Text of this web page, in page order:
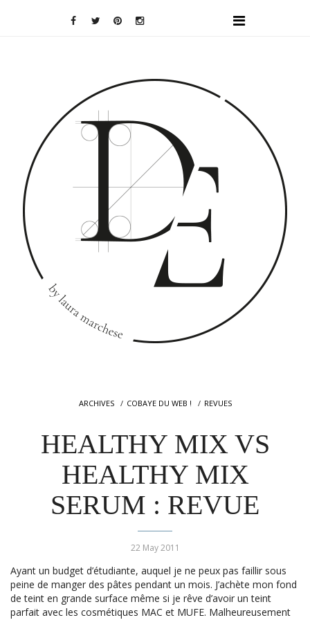
DOMINO
EFFECT
ARCHIVES COBAYE DU WEB ! REVUES
HEALTHY MIX VS
HEALTHY MIX
SERUM : REVUE
22 May 2011
Ayant un budget d’étudiante, auquel je ne peux pas faillir sous
peine de manger des pâtes pendant un mois. J’achète mon fond
de teint en grande surface même si je rêve d’avoir un teint
parfait avec les cosmétiques MAC et MUFE. Malheureusement